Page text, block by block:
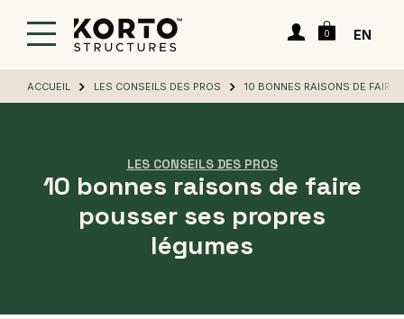
Connexion
Panier
0 EN
ACCUEIL LES CONSEILS DES PROS 10 BONNES RAISONS DE FAIRE
LES CONSEILS DES PROS
10 bonnes raisons de faire
pousser ses propres
légumes